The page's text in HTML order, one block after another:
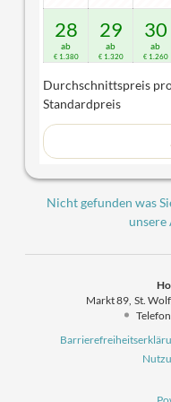
Eigener
Infrarot-Kabine
Wellnessmomente
behagliche
Flat-TV mit
LAN
28
ab
€ 1.380
29
ab
€ 1.320
30
ab
€ 1.260
Durchschnittspreis
Standardpreis
Nicht gefunden was
unsere
Markt 89 St.